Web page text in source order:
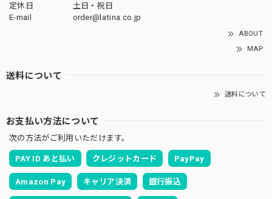
定休日
土日・祝日
E-mail
order@latina.co.jp
ABOUT
MAP
送料について
送料について
お支払い方法について
次の方法がご利用いただけます。
PAY ID あと払い クレジットカード PayPay
Amazon Pay キャリア決済 銀行振込